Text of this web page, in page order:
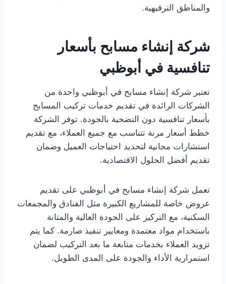
والمناطق الترفيهية.
شركة إنشاء مسابح بأسعار
تنافسية في أبوظبي
تعتبر شركة إنشاء مسابح في أبوظبي واحدة من
الشركات الرائدة في تقديم خدمات تركيب المسابح
بأسعار تنافسية دون التضحية بالجودة. توفر الشركة
خطط أسعار مرنة تتناسب مع جميع العملاء، مع تقديم
استشارات مجانية لتحديد احتياجات العميل وضمان
تقديم أفضل الحلول الاقتصادية.
تعمل شركة إنشاء مسابح في أبوظبي على تقديم
عروض خاصة للمشاريع الكبيرة مثل الفنادق والمجمعات
السكنية، مع التركيز على الجودة العالية والمتانة
باستخدام مواد معتمدة ومعايير تنفيذ صارمة. كما يتم
تزويد العملاء بخدمات متابعة ما بعد التركيب لضمان
استمرارية الأداء والجودة على المدى الطويل.